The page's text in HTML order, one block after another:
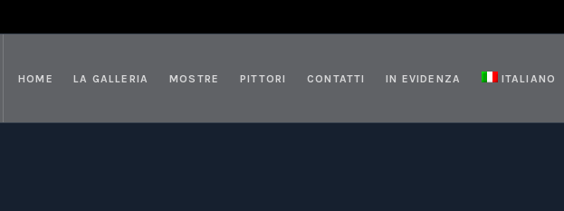
HOME LA GALLERIA MOSTRE PITTORI CONTATTI IN EVIDENZA ITALIANO